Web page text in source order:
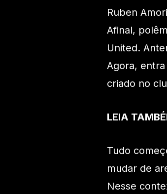
Ruben
Afinal,
United.
Agora,
criado no
LEIA
Tudo
mudar de
Nesse